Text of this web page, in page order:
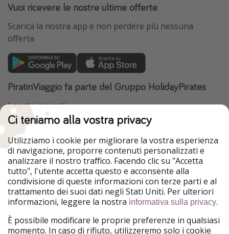
Vuoi ricevere le nostre ultime offerte
Scarica la nostra app e non perdere più nessuna
offerta
PiratinViaggio fa parte del Gruppo HolidayPirates
I nostri mercati
HolidayPirates
VakantiePiraten
WakacyjniPiraci
Ferienpiraten
Urlaubspiraten
Urlaubspiraten
ViajerosPiratas
TravelPirates
Il nostro gruppo
HolidayPirates Group
Conoscici meglio Informazioni legali
Ci teniamo alla vostra privacy
Utilizziamo i cookie per migliorare la vostra esperienza
di navigazione, proporre contenuti personalizzati e
analizzare il nostro traffico. Facendo clic su "Accetta
tutto", l'utente accetta questo e acconsente alla
condivisione di queste informazioni con terze parti e al
trattamento dei suoi dati negli Stati Uniti. Per ulteriori
informazioni, leggere la nostra informativa sulla privacy.
È possibile modificare le proprie preferenze in qualsiasi
momento. In caso di rifiuto, utilizzeremo solo i cookie